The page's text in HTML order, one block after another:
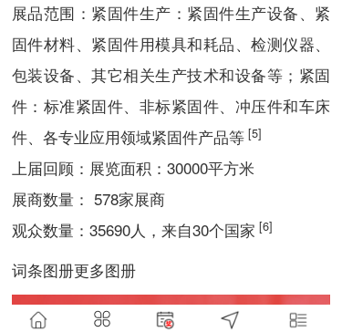
展品范围： 紧固件生产：紧固件生产设备、紧
固件材料、紧固件用模具和耗品、检测仪器、
包装设备、其它相关生产技术和设备等；紧固
件：标准紧固件、非标紧固件、冲压件和车床
件、各专业应用领域紧固件产品等 [5]
上届回顾： 展览面积：30000平方米
展商数量： 578家展商
观众数量：35690人，来自30个国家 [6]
词条图册更多图册